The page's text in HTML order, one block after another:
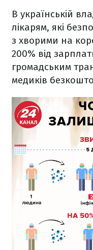
В українській
лікарям, які
з хворими на
200% від
громадським
медиків